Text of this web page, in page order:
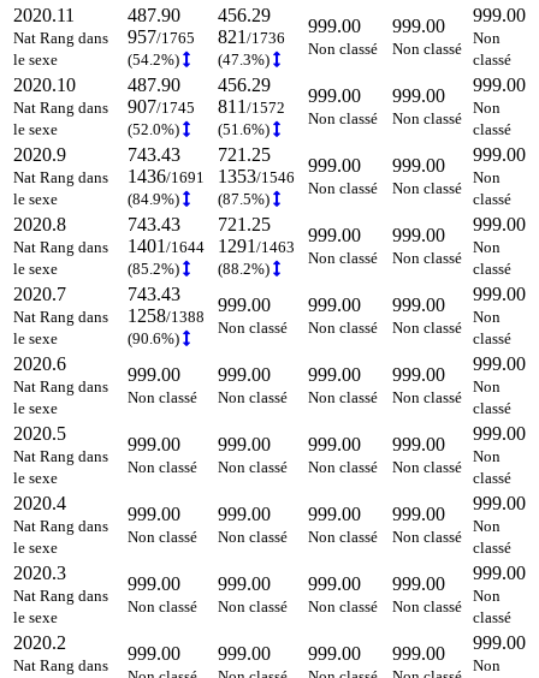
2020.11
Nat Rang dans
le sexe
487.90
957/1765
(54.2%)
456.29
821 /1736
(47.3%)
999.00
Non classé
999.00
Non classé
999.00
Non
classé
2020.10
Nat Rang dans
le sexe
487.90
907/1745
(52.0%)
456.29
811 /1572
(51.6%)
999.00
Non classé
999.00
Non classé
999.00
Non
classé
2020.9
Nat Rang dans
le sexe
743.43
1436/1691
(84.9%)
721.25
1353/1546
(87.5%)
999.00
Non classé
999.00
Non classé
999.00
Non
classé
2020.8
Nat Rang dans
le sexe
743.43
1401 /1644
(85.2%)
721.25
1291 /1463
(88.2%)
999.00
Non classé
999.00
Non classé
999.00
Non
classé
2020.7
Nat Rang dans
le sexe
743.43
1258/1388
(90.6%)
999.00
Non classé
999.00
Non classé
999.00
Non classé
999.00
Non
classé
2020.6
Nat Rang dans
le sexe
999.00
Non classé
999.00
Non classé
999.00
Non classé
999.00
Non classé
999.00
Non
classé
2020.5
Nat Rang dans
le sexe
999.00
Non classé
999.00
Non classé
999.00
Non classé
999.00
Non classé
999.00
Non
classé
2020.4
Nat Rang dans
le sexe
999.00
Non classé
999.00
Non classé
999.00
Non classé
999.00
Non classé
999.00
Non
classé
2020.3
Nat Rang dans
le sexe
999.00
Non classé
999.00
Non classé
999.00
Non classé
999.00
Non classé
999.00
Non
classé
2020.2
Nat Rang dans
999.00 999.00 999.00 999.00
999.00
Non